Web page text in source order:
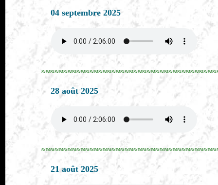
04 septembre 2025
28 août 2025
21 août 2025